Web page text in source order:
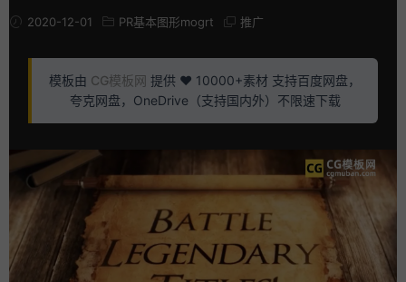
2020-12-01 PR基本图形mogrt 推广
模板由 CG模板网 提供 ❤️ 10000+素材 支持百度网盘，
夸克网盘，OneDrive（支持国内外）不限速下载